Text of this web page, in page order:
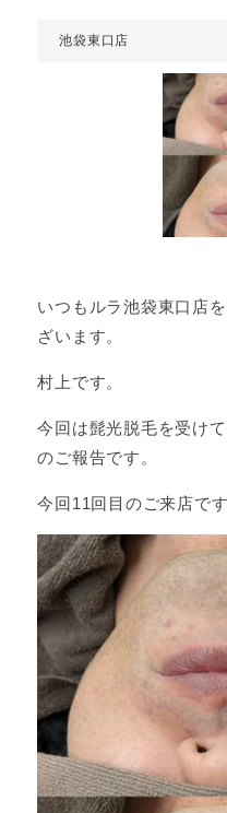
池袋東口店
いつもルラ池袋東口店
ざいます。
村上です。
今回は髭光脱毛を受け
のご報告です。
今回11回目のご来店です